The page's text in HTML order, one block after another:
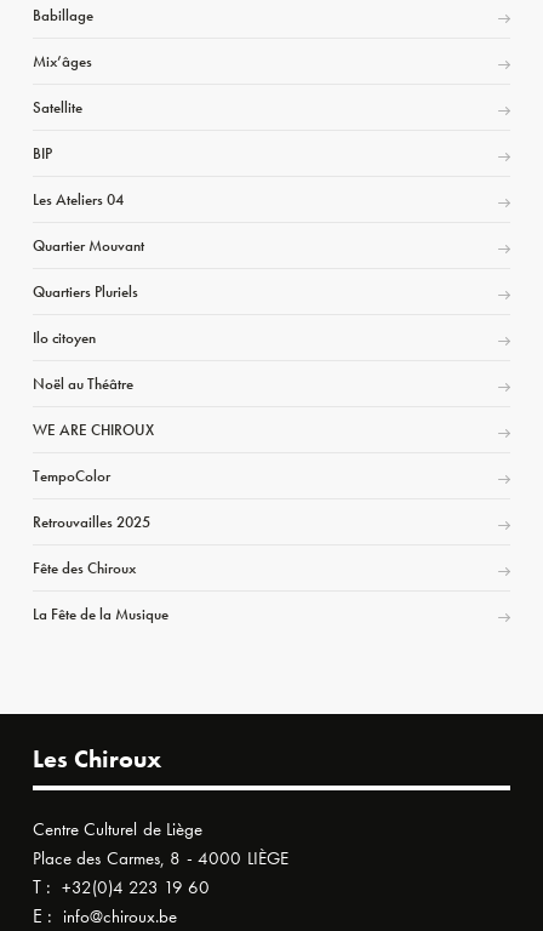
Babillage
Mix’âges
Satellite
BIP
Les Ateliers 04
Quartier Mouvant
Quartiers Pluriels
Ilo citoyen
Noël au Théâtre
WE ARE CHIROUX
TempoColor
Retrouvailles 2025
Fête des Chiroux
La Fête de la Musique
Les Chiroux
Centre Culturel de Liège
Place des Carmes, 8 - 4000 LIÈGE
T : +32(0)4 223 19 60
E : info@chiroux.be